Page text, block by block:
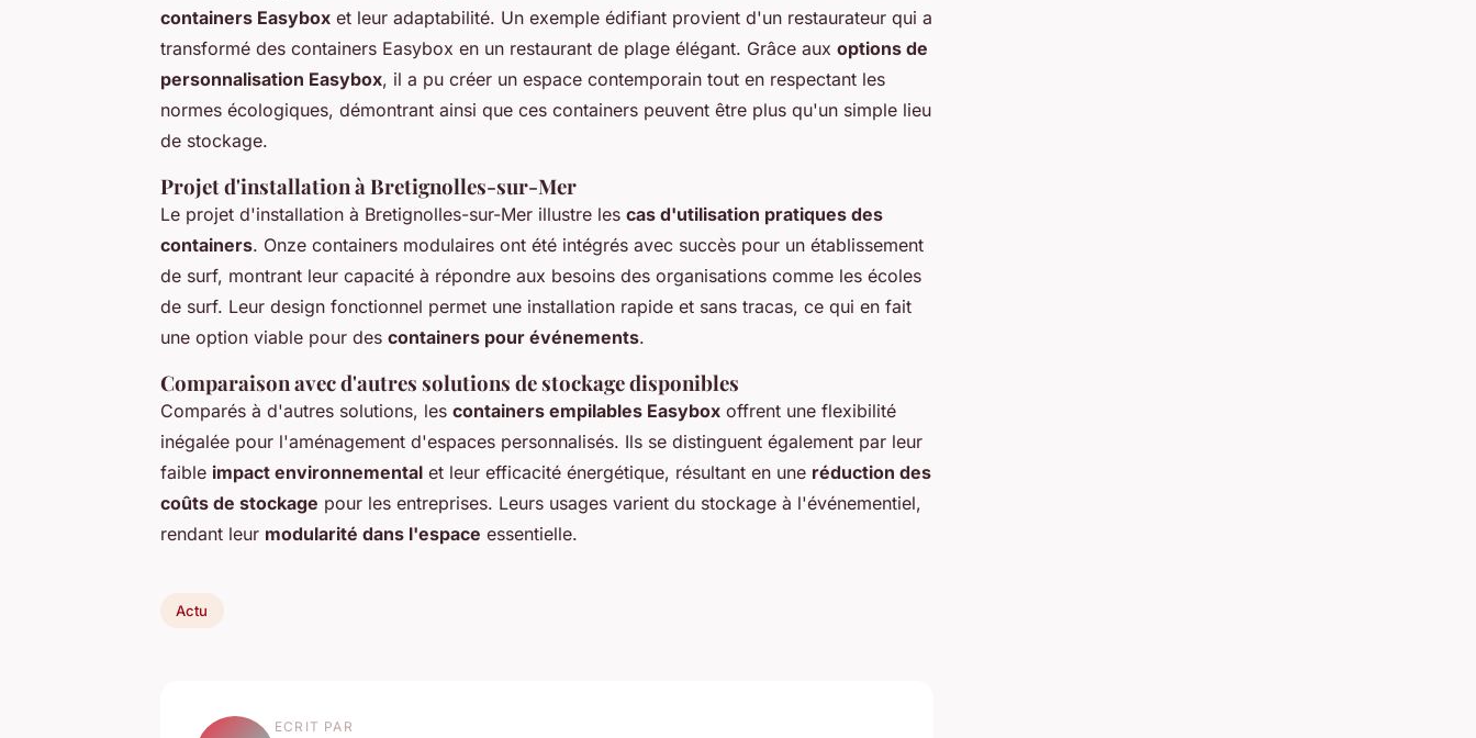
containers Easybox et leur adaptabilité. Un exemple édifiant provient d'un restaurateur qui a
transformé des containers Easybox en un restaurant de plage élégant. Grâce aux options de
personnalisation Easybox, il a pu créer un espace contemporain tout en respectant les
normes écologiques, démontrant ainsi que ces containers peuvent être plus qu'un simple lieu
de stockage.
Projet d'installation à Bretignolles-sur-Mer
Le projet d'installation à Bretignolles-sur-Mer illustre les cas d'utilisation pratiques des
containers. Onze containers modulaires ont été intégrés avec succès pour un établissement
de surf, montrant leur capacité à répondre aux besoins des organisations comme les écoles
de surf. Leur design fonctionnel permet une installation rapide et sans tracas, ce qui en fait
une option viable pour des containers pour événements.
Comparaison avec d'autres solutions de stockage disponibles
Comparés à d'autres solutions, les containers empilables Easybox offrent une flexibilité
inégalée pour l'aménagement d'espaces personnalisés. Ils se distinguent également par leur
faible impact environnemental et leur efficacité énergétique, résultant en une réduction des
coûts de stockage pour les entreprises. Leurs usages varient du stockage à l'événementiel,
rendant leur modularité dans l'espace essentielle.
Actu
ECRIT PAR